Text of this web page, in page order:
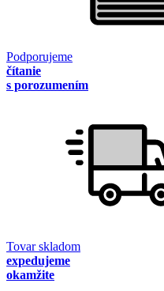
Podporujeme
čítanie
s porozumením
Tovar skladom
expedujeme
okamžite